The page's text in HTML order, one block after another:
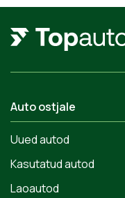
Auto ostjale
Uued autod
Kasutatud autod
Laoautod